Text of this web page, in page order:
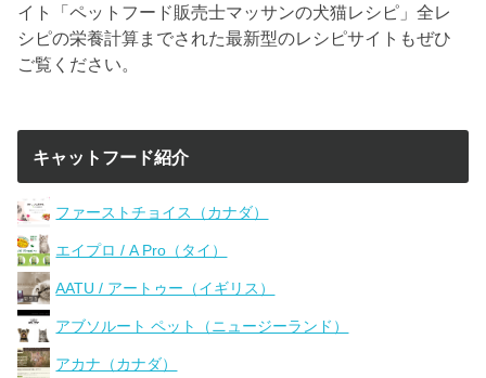
イト「ペットフード販売士マッサンの犬猫レシピ」全レ
シピの栄養計算までされた最新型のレシピサイトもぜひ
ご覧ください。
キャットフード紹介
ファーストチョイス（カナダ）
エイプロ / A Pro（タイ）
AATU / アートゥー（イギリス）
アブソルート ペット（ニュージーランド）
アカナ（カナダ）